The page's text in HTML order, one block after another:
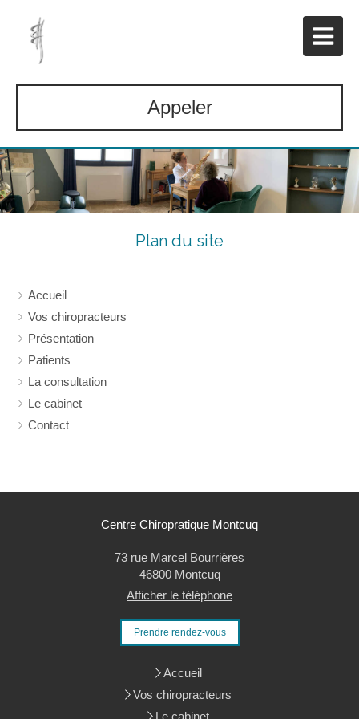
Appeler
Plan du site
Accueil
Vos chiropracteurs
Présentation
Patients
La consultation
Le cabinet
Contact
Centre Chiropratique Montcuq
73 rue Marcel Bourrières
46800 Montcuq
Afficher le téléphone
Prendre rendez-vous
Accueil
Vos chiropracteurs
Le cabinet